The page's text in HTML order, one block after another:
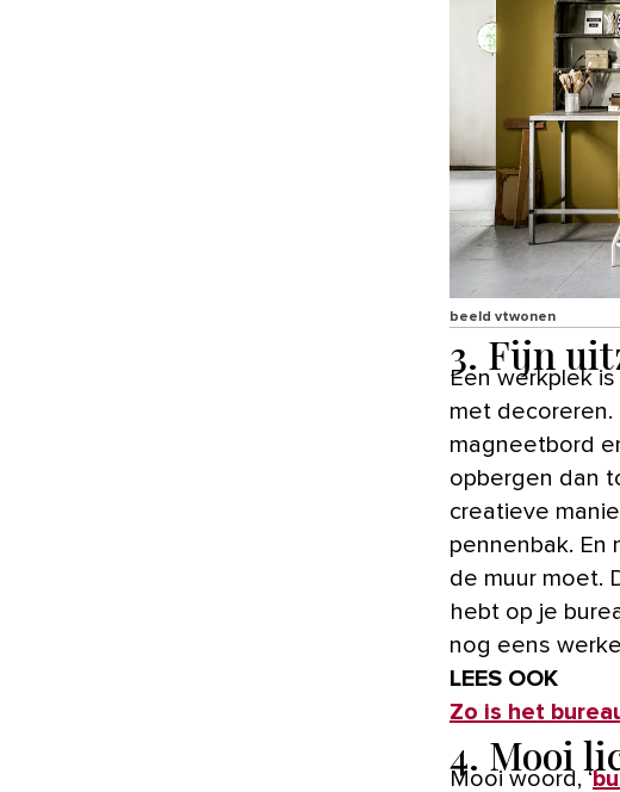
beeld vtwonen
3. Fijn
Een werkplek
met
magneetbord
opbergen dan
creatieve
pennenbak. En
de muur moet.
hebt op je
nog eens
LEES OOK
Zo is het
4. Mooi
Mooi woord, ‘